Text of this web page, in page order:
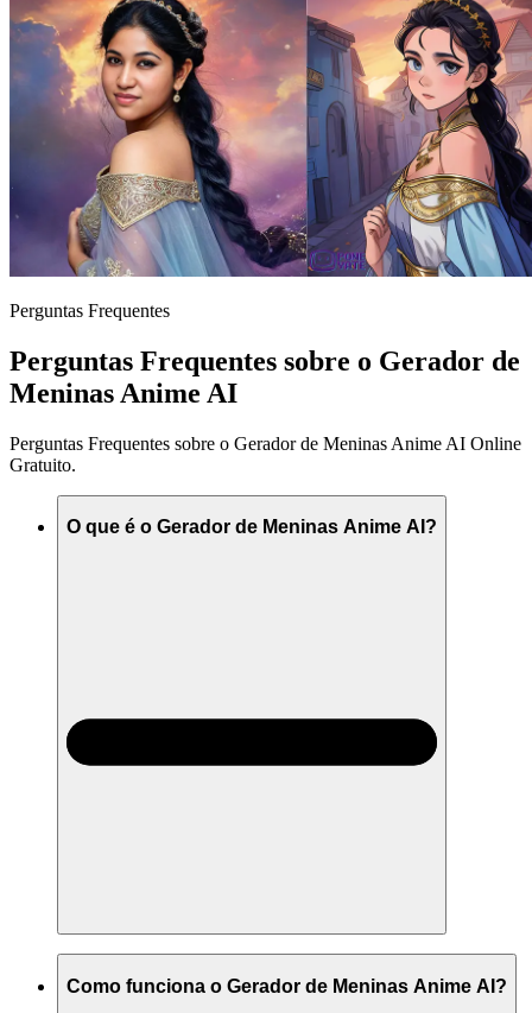
Perguntas Frequentes
Perguntas Frequentes sobre o Gerador de
Meninas Anime AI
Perguntas Frequentes sobre o Gerador de Meninas Anime AI Online
Gratuito.
O que é o Gerador de Meninas Anime AI?
Como funciona o Gerador de Meninas Anime AI?